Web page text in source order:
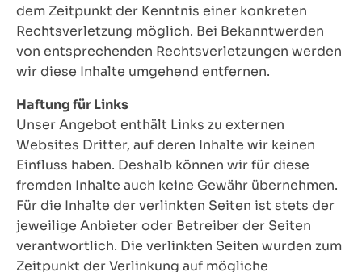
dem Zeitpunkt der Kenntnis einer konkreten
Rechtsverletzung möglich. Bei Bekanntwerden
von entsprechenden Rechtsverletzungen werden
wir diese Inhalte umgehend entfernen.
Haftung für Links
Unser Angebot enthält Links zu externen
Websites Dritter, auf deren Inhalte wir keinen
Einfluss haben. Deshalb können wir für diese
fremden Inhalte auch keine Gewähr übernehmen.
Für die Inhalte der verlinkten Seiten ist stets der
jeweilige Anbieter oder Betreiber der Seiten
verantwortlich. Die verlinkten Seiten wurden zum
Zeitpunkt der Verlinkung auf mögliche